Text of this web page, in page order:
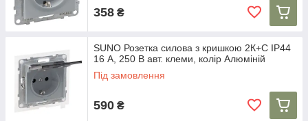
358 ₴
SUNO Розетка силова з кришкою 2К+С IP44
16 А, 250 В авт. клеми, колір Алюміній
Під замовлення
590 ₴